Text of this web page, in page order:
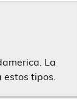
La
estos tipos.